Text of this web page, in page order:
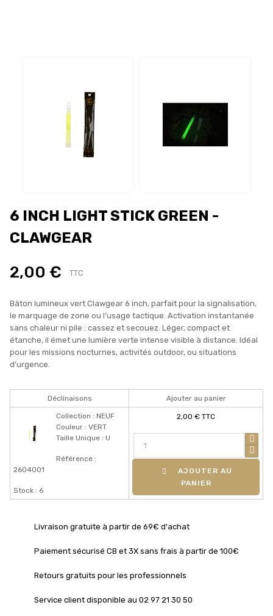
6 INCH LIGHT STICK GREEN -
CLAWGEAR
2,00 € TTC
Bâton lumineux vert Clawgear 6 inch, parfait pour la signalisation,
le marquage de zone ou l’usage tactique. Activation instantanée
sans chaleur ni pile : cassez et secouez. Léger, compact et
étanche, il émet une lumière verte intense visible à distance. Idéal
pour les missions nocturnes, activités outdoor, ou situations
d’urgence.
Déclinaisons Ajouter au panier
Collection : NEUF
Couleur : VERT
Taille Unique : U
Référence :
2604001
Stock : 6
2,00 € TTC
PANIER
Livraison gratuite à partir de 69€ d'achat
Paiement sécurisé CB et 3X sans frais à partir de 100€
Retours gratuits pour les professionnels
Service client disponible au 02 97 21 30 50